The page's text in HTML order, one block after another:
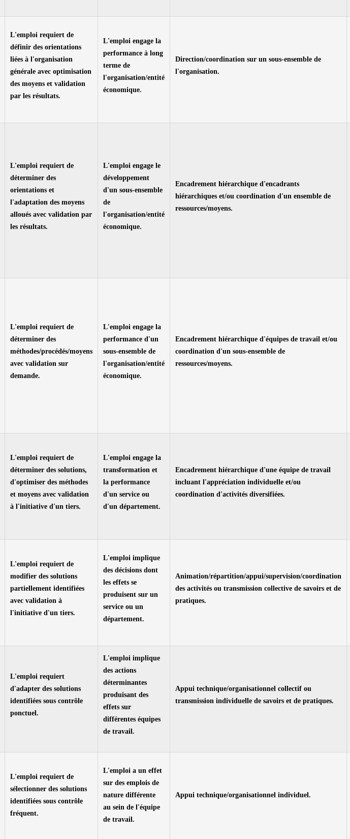
L'emploi requiert de
définir des orientations
liées à l'organisation
générale avec optimisation
des moyens et validation
par les résultats.
L'emploi engage la
performance à long
terme de
l'organisation/entité
économique.
Direction/coordination sur un sous-ensemble de
l'organisation.
L'emploi requiert de
déterminer des
orientations et
l'adaptation des moyens
alloués avec validation par
les résultats.
L'emploi engage le
développement
d'un sous-ensemble
de
l'organisation/entité
économique.
Encadrement hiérarchique d'encadrants
hiérarchiques et/ou coordination d'un ensemble de
ressources/moyens.
L'emploi requiert de
déterminer des
méthodes/procédés/moyens
avec validation sur
demande.
L'emploi engage la
performance d'un
sous-ensemble de
l'organisation/entité
économique.
Encadrement hiérarchique d'équipes de travail et/ou
coordination d'un sous-ensemble de
ressources/moyens.
L'emploi requiert de
déterminer des solutions,
d'optimiser des méthodes
et moyens avec validation
à l'initiative d'un tiers.
L'emploi engage la
transformation et
la performance
d'un service ou
d'un département.
Encadrement hiérarchique d'une équipe de travail
incluant l'appréciation individuelle et/ou
coordination d'activités diversifiées.
L'emploi requiert de
modifier des solutions
partiellement identifiées
avec validation à
l'initiative d'un tiers.
L'emploi implique
des décisions dont
les effets se
produisent sur un
service ou un
département.
Animation/répartition/appui/supervision/coordination
des activités ou transmission collective de savoirs et de
pratiques.
L'emploi requiert
d'adapter des solutions
identifiées sous contrôle
ponctuel.
L'emploi implique
des actions
déterminantes
produisant des
effets sur
différentes équipes
de travail.
Appui technique/organisationnel collectif ou
transmission individuelle de savoirs et de pratiques.
L'emploi requiert de
sélectionner des solutions
identifiées sous contrôle
fréquent.
L'emploi a un effet
sur des emplois de
nature différente
au sein de l'équipe
de travail.
Appui technique/organisationnel individuel.